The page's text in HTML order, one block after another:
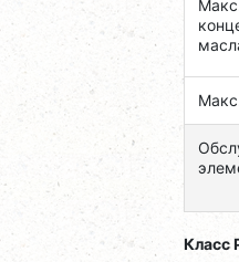
Класс